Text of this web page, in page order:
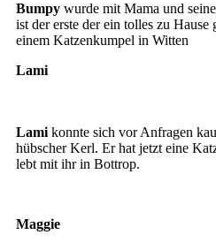
Bumpywurde mit Mama und
ist der erste der ein tolles zu
einem Katzenkumpel in Witten
Lami
Lamikonnte sich vor Anfragen
hübscher Kerl. Er hat jetzt eine
lebt mit ihr in Bottrop.
Maggie